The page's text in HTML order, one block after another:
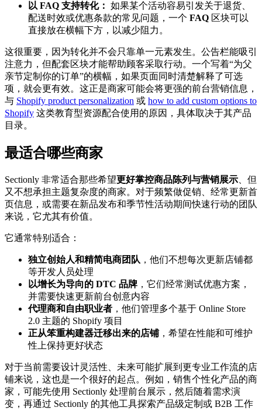
以 FAQ 支持转化： 如果某个活动容易引发关于退货、
配送时效或优惠条款的常见问题，一个 FAQ 区块可以
直接放在横幅下方，以减少阻力。
这很重要，因为转化并不会只靠单一元素发生。公告栏能吸引
注意力，但配套区块才能帮助顾客采取行动。一个写着“为父
亲节定制你的订单”的横幅，如果页面同时清楚解释了可选
项，就会更有效。这正是商家可能会将更强的前台营销信息，
与 Shopify product personalization 或 how to add custom options to
Shopify 这类教育型资源配合使用的原因，具体取决于其产品
目录。
最适合哪些商家
Sectionly 非常适合那些希望更好掌控商品陈列与营销展示 、但
又不想承担主题复杂度的商家。对于频繁做促销、经常更新首
页信息，或需要在新品发布和季节性活动期间快速行动的团队
来说，它尤其有价值。
它通常特别适合：
独立创始人和精简电商团队 ，他们不想每次更新店铺都
等开发人员处理
以增长为导向的 DTC 品牌 ，它们经常测试优惠方案，
并需要快速更新前台创意内容
代理商和自由职业者 ，他们管理多个基于 Online Store
2.0 主题的 Shopify 项目
正从笨重构建器迁移出来的店铺，希望在性能和可维护
性上保持更好状态
对于当前需要设计灵活性、未来可能扩展到更专业工作流的店
铺来说，这也是一个很好的起点。例如，销售个性化产品的商
家，可能先使用 Sectionly 处理前台展示，然后随着需求演
变，再通过 Sectionly 的其他工具探索产品级定制或 B2B 工作